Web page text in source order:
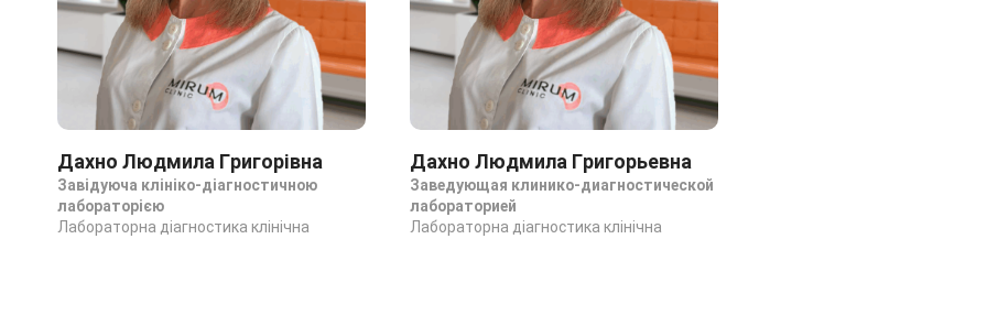
Дахно Людмила Григорівна
Завідуюча клініко-діагностичною
лабораторією
Лабораторна діагностика клінічна
Дахно Людмила Григорьевна
Заведующая клинико-диагностической
лабораторией
Лабораторна діагностика клінічна